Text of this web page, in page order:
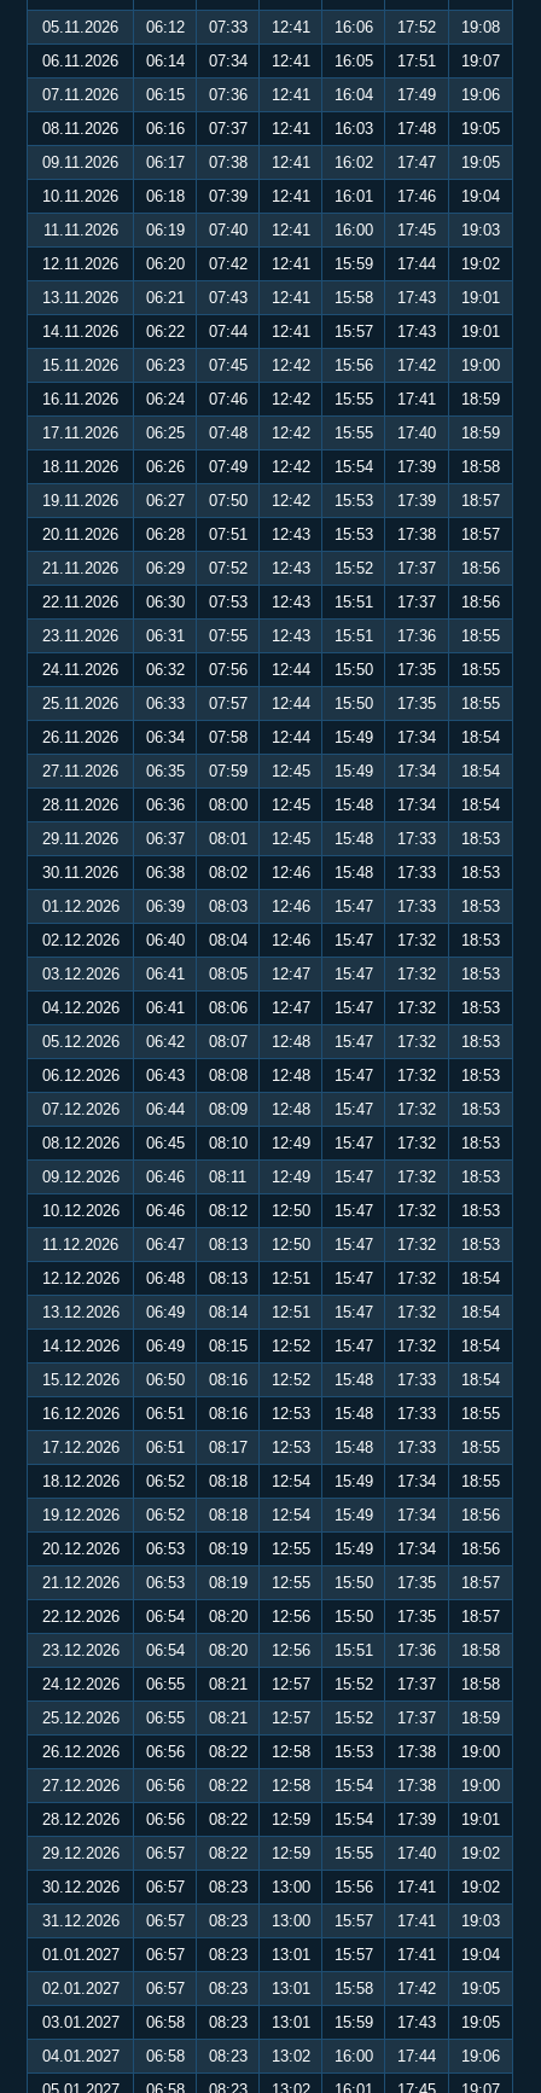
05.11.2026
06:12 07:33 12:41 16:06 17:52
19:08
06.11.2026
06:14 07:34 12:41 16:05 17:51
19:07
07.11.2026
06:15 07:36 12:41 16:04 17:49
19:06
08.11.2026
06:16 07:37 12:41 16:03 17:48
19:05
09.11.2026
06:17 07:38 12:41 16:02 17:47
19:05
10.11.2026
06:18 07:39 12:41 16:01 17:46
19:04
11.11.2026
06:19 07:40 12:41 16:00 17:45
19:03
12.11.2026
06:20 07:42 12:41 15:59 17:44
19:02
13.11.2026
06:21 07:43 12:41 15:58 17:43
19:01
14.11.2026
06:22 07:44 12:41 15:57 17:43
19:01
15.11.2026
06:23 07:45 12:42 15:56 17:42
19:00
16.11.2026
06:24 07:46 12:42 15:55 17:41
18:59
17.11.2026
06:25 07:48 12:42 15:55 17:40
18:59
18.11.2026
06:26 07:49 12:42 15:54 17:39
18:58
19.11.2026
06:27 07:50 12:42 15:53 17:39
18:57
20.11.2026
06:28 07:51 12:43 15:53 17:38
18:57
21.11.2026
06:29 07:52 12:43 15:52 17:37
18:56
22.11.2026
06:30 07:53 12:43 15:51 17:37
18:56
23.11.2026
06:31 07:55 12:43 15:51 17:36
18:55
24.11.2026
06:32 07:56 12:44 15:50 17:35
18:55
25.11.2026
06:33 07:57 12:44 15:50 17:35
18:55
26.11.2026
06:34 07:58 12:44 15:49 17:34
18:54
27.11.2026
06:35 07:59 12:45 15:49 17:34
18:54
28.11.2026
06:36 08:00 12:45 15:48 17:34
18:54
29.11.2026
06:37 08:01 12:45 15:48 17:33
18:53
30.11.2026
06:38 08:02 12:46 15:48 17:33
18:53
01.12.2026
06:39 08:03 12:46 15:47 17:33
18:53
02.12.2026
06:40 08:04 12:46 15:47 17:32
18:53
03.12.2026
06:41 08:05 12:47 15:47 17:32
18:53
04.12.2026
06:41 08:06 12:47 15:47 17:32
18:53
05.12.2026
06:42 08:07 12:48 15:47 17:32
18:53
06.12.2026
06:43 08:08 12:48 15:47 17:32
18:53
07.12.2026
06:44 08:09 12:48 15:47 17:32
18:53
08.12.2026
06:45 08:10 12:49 15:47 17:32
18:53
09.12.2026
06:46 08:11 12:49 15:47 17:32
18:53
10.12.2026
06:46 08:12 12:50 15:47 17:32
18:53
11.12.2026
06:47 08:13 12:50 15:47 17:32
18:53
12.12.2026
06:48 08:13 12:51 15:47 17:32
18:54
13.12.2026
06:49 08:14 12:51 15:47 17:32
18:54
14.12.2026
06:49 08:15 12:52 15:47 17:32
18:54
15.12.2026
06:50 08:16 12:52 15:48 17:33
18:54
16.12.2026
06:51 08:16 12:53 15:48 17:33
18:55
17.12.2026
06:51 08:17 12:53 15:48 17:33
18:55
18.12.2026
06:52 08:18 12:54 15:49 17:34
18:55
19.12.2026
06:52 08:18 12:54 15:49 17:34
18:56
20.12.2026
06:53 08:19 12:55 15:49 17:34
18:56
21.12.2026
06:53 08:19 12:55 15:50 17:35
18:57
22.12.2026
06:54 08:20 12:56 15:50 17:35
18:57
23.12.2026
06:54 08:20 12:56 15:51 17:36
18:58
24.12.2026
06:55 08:21 12:57 15:52 17:37
18:58
25.12.2026
06:55 08:21 12:57 15:52 17:37
18:59
26.12.2026
06:56 08:22 12:58 15:53 17:38
19:00
27.12.2026
06:56 08:22 12:58 15:54 17:38
19:00
28.12.2026
06:56 08:22 12:59 15:54 17:39
19:01
29.12.2026
06:57 08:22 12:59 15:55 17:40
19:02
30.12.2026
06:57 08:23 13:00 15:56 17:41
19:02
31.12.2026
06:57 08:23 13:00 15:57 17:41
19:03
01.01.2027
06:57 08:23 13:01 15:57 17:41
19:04
02.01.2027
06:57 08:23 13:01 15:58 17:42
19:05
03.01.2027
06:58 08:23 13:01 15:59 17:43
19:05
04.01.2027
06:58 08:23 13:02 16:00 17:44
19:06